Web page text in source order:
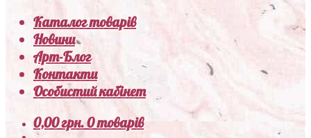
Каталог товарів
Новини
Арт-Блог
Контакти
Особистий кабінет
0,00грн.0 товарів